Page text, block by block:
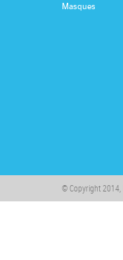
Masques
© Copyright 2014,